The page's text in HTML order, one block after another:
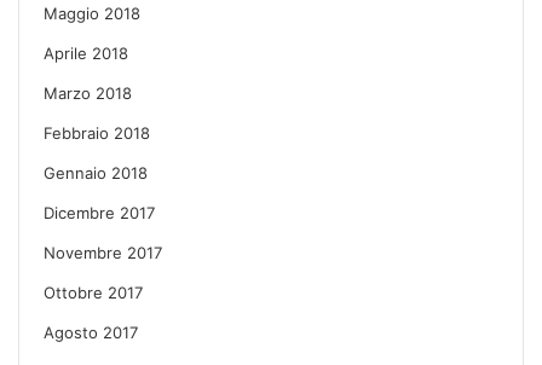
Maggio 2018
Aprile 2018
Marzo 2018
Febbraio 2018
Gennaio 2018
Dicembre 2017
Novembre 2017
Ottobre 2017
Agosto 2017